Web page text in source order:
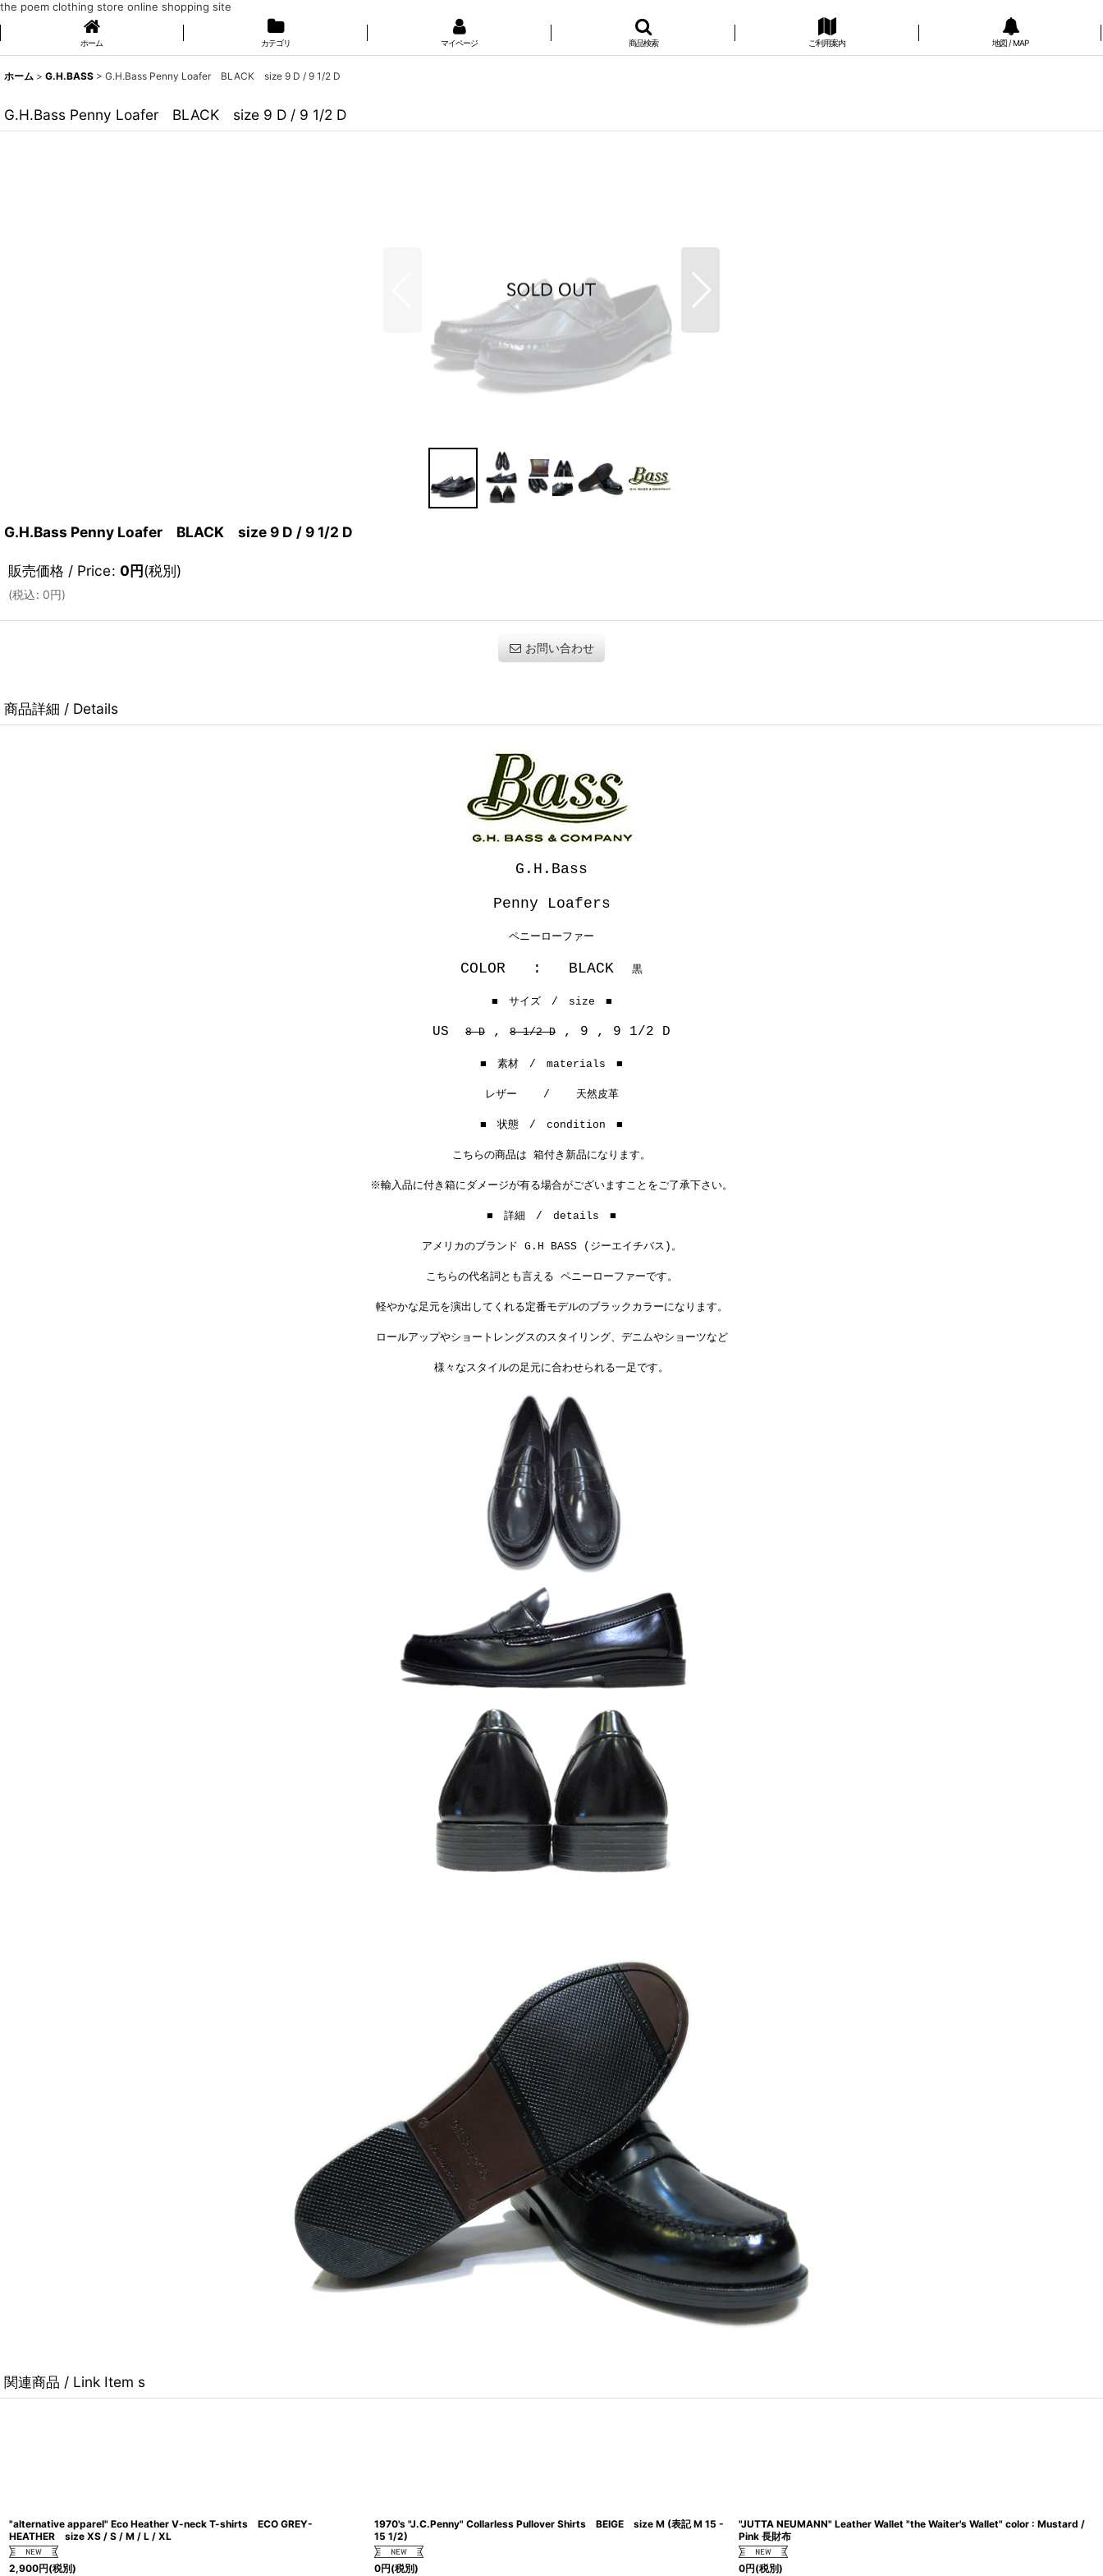
the poem clothing store online shopping site
ホーム カテゴリ マイページ 商品検索 ご利用案内 地図 / MAP
ホーム > G.H.BASS > G.H.Bass Penny Loafer BLACK size 9 D / 9 1/2 D
G.H.Bass Penny Loafer BLACK size 9 D / 9 1/2 D
G.H.Bass Penny Loafer BLACK size 9 D / 9 1/2 D
販売価格 / Price: 0円(税別)
(税込: 0円)
お問い合わせ
商品詳細 / Details
G.H.Bass
Penny Loafers
ペニーローファー
COLOR : BLACK 黒
■ サイズ / size ■
US 8 D , 8 1/2 D , 9 , 9 1/2 D
■ 素材 / materials ■
レザー / 天然皮革
■ 状態 / condition ■
こちらの商品は 箱付き新品になります。
※輸入品に付き箱にダメージが有る場合がございますことをご了承下さい。
■ 詳細 / details ■
アメリカのブランド G.H BASS (ジーエイチバス)。
こちらの代名詞とも言える ペニーローファーです。
軽やかな足元を演出してくれる定番モデルのブラックカラーになります。
ロールアップやショートレングスのスタイリング、 デニムやショーツなど
様々なスタイルの足元に合わせられる一足です。
関連商品 / Link Item s
"alternative apparel" Eco Heather V-neck T-shirts ECO GREY-
HEATHER size XS / S / M / L / XL
2,900円(税別)
1970's "J.C.Penny" Collarless Pullover Shirts BEIGE size M (表記 M 15 -
15 1/2)
0円(税別)
"JUTTA NEUMANN" Leather Wallet "the Waiter's Wallet" color : Mustard /
Pink 長財布
0円(税別)